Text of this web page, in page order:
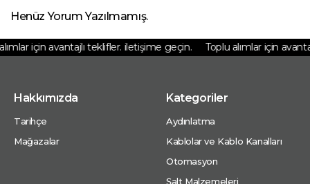
Henüz Yorum Yazılmamış.
için avantajlı teklifler. iletişime geçin. Toplu alımlar için
Hakkımızda
Tarihçe
Mağazalar
Kategoriler
Aydınlatma
Kablolar ve Kablo Kanalları
Otomasyon
Şalt Malzemeleri